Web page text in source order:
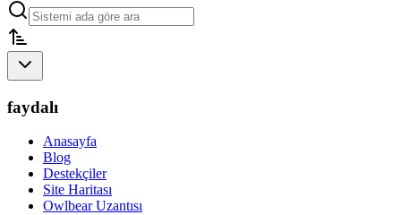
faydalı
Anasayfa
Blog
Destekçiler
Site Haritası
Owlbear Uzantısı